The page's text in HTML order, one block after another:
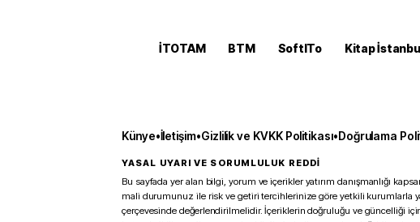
İTOTAM BTM SoftITo Kitap
Künye•İletişim•Gizlilik ve KVKK Politikası•Doğrulama
YASAL UYARI VE SORUMLULUK REDDİ
Bu sayfada yer alan bilgi, yorum ve içerikler yatırım danışmanlığı
mali durumunuz ile risk ve getiri tercihlerinize göre yetkili kurumlarla
çerçevesinde değerlendirilmelidir. İçeriklerin doğruluğu ve güncelliği